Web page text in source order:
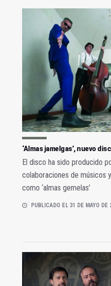
‘Almas jamelgas’, nuevo
El disco ha sido producido
colaboraciones de músicos
como ‘almas gemelas’
PUBLICADO EL 31 DE MAYO DE